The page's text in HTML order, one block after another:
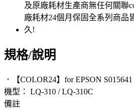
規格/說明
．【COLOR24】for EPSON
機型： LQ-310 / LQ-310C
備註